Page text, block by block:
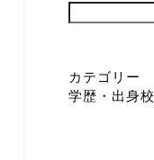
カテゴリー
学歴・出身校